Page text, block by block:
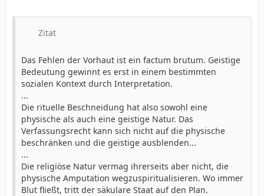
Zitat
Das Fehlen der Vorhaut ist ein factum brutum. Geistige
Bedeutung gewinnt es erst in einem bestimmten
sozialen Kontext durch Interpretation.
...
Die rituelle Beschneidung hat also sowohl eine
physische als auch eine geistige Natur. Das
Verfassungsrecht kann sich nicht auf die physische
beschränken und die geistige ausblenden...
...
Die religiöse Natur vermag ihrerseits aber nicht, die
physische Amputation wegzuspiritualisieren. Wo immer
Blut fließt, tritt der säkulare Staat auf den Plan.